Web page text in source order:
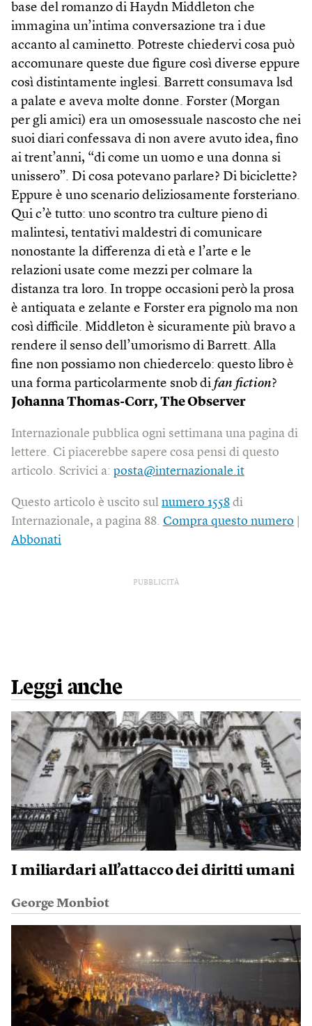
base del romanzo di Haydn Middleton che
immagina un’intima conversazione tra i due
accanto al caminetto. Potreste chiedervi cosa può
accomunare queste due figure così diverse eppure
così distintamente inglesi. Barrett consumava lsd
a palate e aveva molte donne. Forster (Morgan
per gli amici) era un omosessuale nascosto che nei
suoi diari confessava di non avere avuto idea, fino
ai trent’anni, “di come un uomo e una donna si
unissero”. Di cosa potevano parlare? Di biciclette?
Eppure è uno scenario deliziosamente forsteriano.
Qui c’è tutto: uno scontro tra culture pieno di
malintesi, tentativi maldestri di comunicare
nonostante la differenza di età e l’arte e le
relazioni usate come mezzi per colmare la
distanza tra loro. In troppe occasioni però la prosa
è antiquata e zelante e Forster era pignolo ma non
così difficile. Middleton è sicuramente più bravo a
rendere il senso dell’umorismo di Barrett. Alla
fine non possiamo non chiedercelo: questo libro è
una forma particolarmente snob di fan fiction?
Johanna Thomas-Corr, The Observer
Internazionale pubblica ogni settimana una pagina di
lettere. Ci piacerebbe sapere cosa pensi di questo
articolo. Scrivici a: posta@internazionale.it
Questo articolo è uscito sul numero 1558 di
Internazionale, a pagina 88. Compra questo numero
Abbonati
PUBBLICITÀ
Leggi anche
I miliardari all’attacco dei diritti umani
George Monbiot